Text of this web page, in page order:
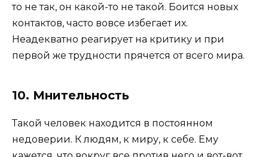
то не так, он какой-то не такой. Боится новых
контактов, часто вовсе избегает их.
Неадекватно реагирует на критику и при
первой же трудности прячется от всего мира.
10. Мнительность
Такой человек находится в постоянном
недоверии. К людям, к миру, к себе. Ему